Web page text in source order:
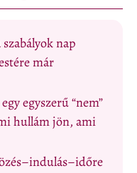
nap
már
egyszerű “nem”
hullám jön, ami